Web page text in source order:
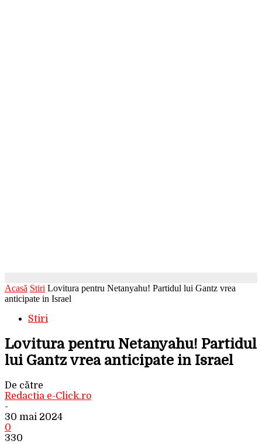
Acasă Stiri Lovitura pentru Netanyahu! Partidul lui Gantz vrea
anticipate in Israel
Stiri
Lovitura pentru Netanyahu! Partidul
lui Gantz vrea anticipate in Israel
De către
Redactia e-Click.ro
-
30 mai 2024
0
330